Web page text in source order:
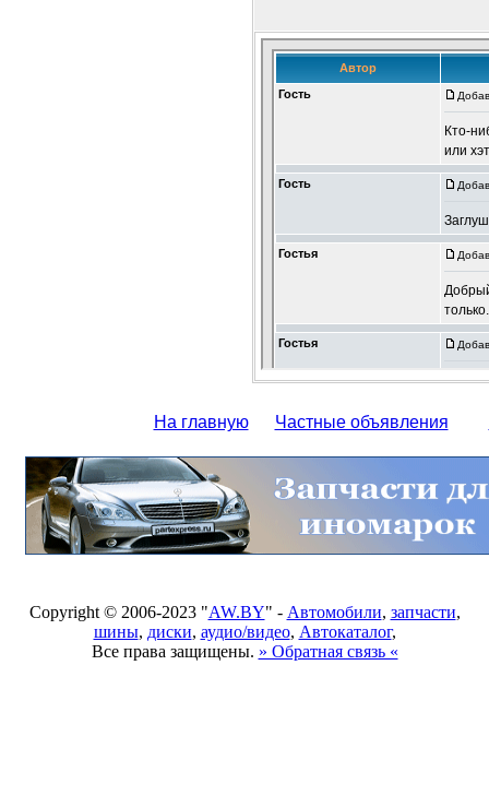
На главную Частные объявления
Copyright © 2006-2023 "AW.BY" - Автомобили, запчасти,
шины, диски, аудио/видео, Автокаталог,
Все права защищены. » Обратная связь «